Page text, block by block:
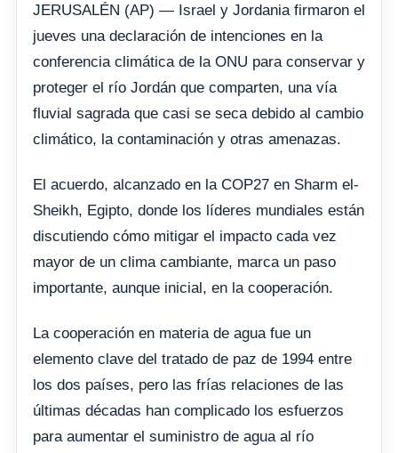
JERUSALÉN (AP) — Israel y Jordania firmaron el
jueves una declaración de intenciones en la
conferencia climática de la ONU para conservar y
proteger el río Jordán que comparten, una vía
fluvial sagrada que casi se seca debido al cambio
climático, la contaminación y otras amenazas.
El acuerdo, alcanzado en la COP27 en Sharm el-
Sheikh, Egipto, donde los líderes mundiales están
discutiendo cómo mitigar el impacto cada vez
mayor de un clima cambiante, marca un paso
importante, aunque inicial, en la cooperación.
La cooperación en materia de agua fue un
elemento clave del tratado de paz de 1994 entre
los dos países, pero las frías relaciones de las
últimas décadas han complicado los esfuerzos
para aumentar el suministro de agua al río